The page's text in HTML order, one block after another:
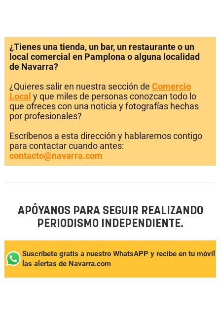
¿Tienes una tienda, un bar, un restaurante o un
local comercial en Pamplona o alguna localidad
de Navarra?
¿Quieres salir en nuestra sección de Comercio
Local y que miles de personas conozcan todo lo
que ofreces con una noticia y fotografías hechas
por profesionales?
Escríbenos a esta dirección y hablaremos contigo
para contactar cuando antes:
contacto@navarra.com
APÓYANOS PARA SEGUIR REALIZANDO
PERIODISMO INDEPENDIENTE.
Suscríbete gratis a nuestro WhatsAPP y recibe en tu móvil
las alertas de Navarra.com